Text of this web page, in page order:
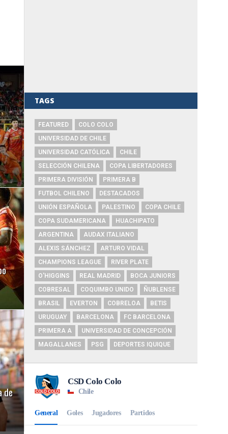
de
TAGS
FEATURED
COLO COLO
UNIVERSIDAD DE CHILE
UNIVERSIDAD CATÓLICA
CHILE
SELECCIÓN CHILENA
COPA LIBERTADORES
PRIMERA DIVISIÓN
PRIMERA B
FUTBOL CHILENO
DESTACADOS
UNIÓN ESPAÑOLA
PALESTINO
COPA CHILE
COPA SUDAMERICANA
HUACHIPATO
ARGENTINA
AUDAX ITALIANO
ALEXIS SÁNCHEZ
ARTURO VIDAL
CHAMPIONS LEAGUE
RIVER PLATE
O'HIGGINS
REAL MADRID
BOCA JUNIORS
COBRESAL
COQUIMBO UNIDO
ÑUBLENSE
BRASIL
EVERTON COBRELOA
BETIS
URUGUAY
BARCELONA
FC BARCELONA
PRIMERA A
UNIVERSIDAD DE CONCEPCIÓN
MAGALLANES
PSG DEPORTES IQUIQUE